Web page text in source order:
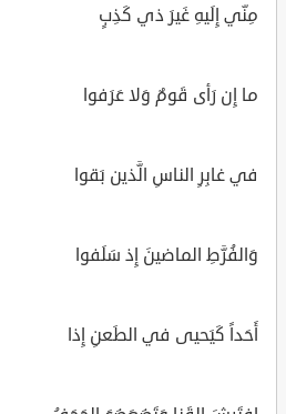
مِنّي إِلَيهِ غَيرَ ذي كَذِبٍ
ما إِن رَأى قَومٌ وَلا عَرَفوا
في غابِرِ الناسِ الَّذين بَقوا
وَالفُرَّطِ الماضينَ إِذ سَلَفوا
أَحَداً كَيَحيى في الطَعنِ إِذا